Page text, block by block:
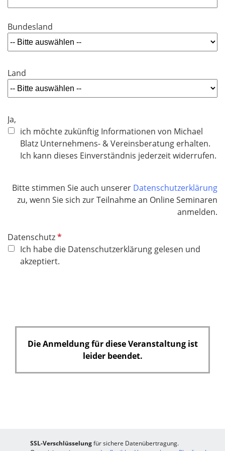
d
t
e
l
Bundesland
Land
Ja,
ich möchte zukünftig Informationen von Michael
Blatz Unternehmens- & Vereinsberatung erhalten.
Ich kann dieses Einverständnis jederzeit widerrufen.
Bitte stimmen Sie auch unserer Datenschutzerklärung
zu, wenn Sie sich zur Teilnahme an Online Seminaren
anmelden.
DatenschutzP
f
l
l
Ich habe die Datenschutzerklärung gelesen und
akzeptiert.
Die Anmeldung für diese Veranstaltung ist
leider beendet.
SSL-Verschlüsselungfür sichere Datenübertragung.